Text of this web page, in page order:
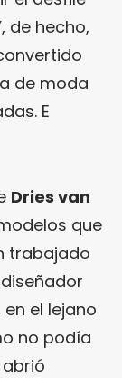
de hecho,
de moda
E
Dries van
que
trabajado
el lejano
no podía